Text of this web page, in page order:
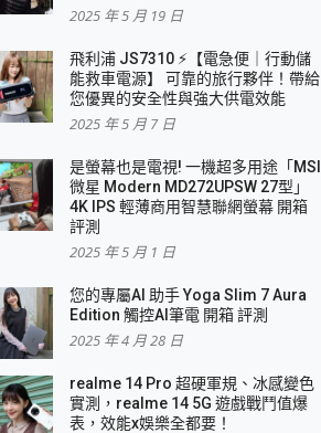
2025 年 5 月 19 日
飛利浦 JS7310 ⚡【電急便｜行動儲
能救車電源】 可靠的旅行夥伴！帶給
您優異的安全性與強大供電效能
2025 年 5 月 7 日
是螢幕也是電視! 一機超多用途「MSI
微星 Modern MD272UPSW 27型」
4K IPS 輕薄商用智慧聯網螢幕 開箱
評測
2025 年 5 月 1 日
您的專屬AI 助手 Yoga Slim 7 Aura
Edition 觸控AI筆電 開箱 評測
2025 年 4 月 28 日
realme 14 Pro 超硬軍規、冰感變色
實測，realme 14 5G 遊戲戰鬥值爆
表，效能x娛樂全都要！